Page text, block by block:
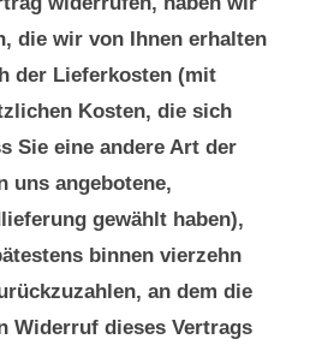
die wir von Ihnen erhalten
der Lieferkosten (mit
Kosten, die sich
Sie eine andere Art der
uns angebotene,
gewählt haben),
binnen vierzehn
an dem die
Widerruf dieses Vertrags